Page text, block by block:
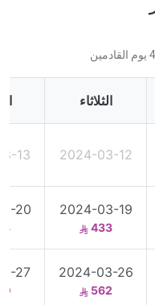
الثلاثاء
2024-03-12
13
2024-03-19
433
20
2024-03-26
562
27